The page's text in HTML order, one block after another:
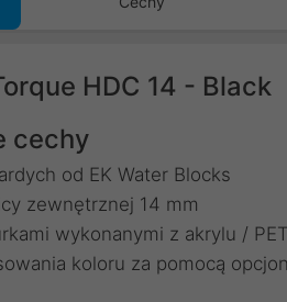
HDC 14 - Black
cechy
od EK Water Blocks
zewnętrznej 14 mm
wykonanymi z akrylu /
koloru za pomocą